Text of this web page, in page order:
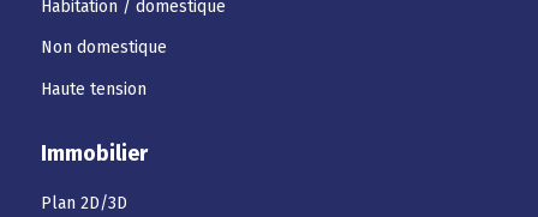
Habitation / domestique
Non domestique
Haute tension
Immobilier
Plan 2D/3D